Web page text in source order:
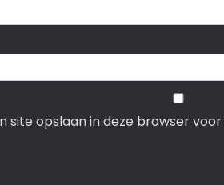
site opslaan in deze browser